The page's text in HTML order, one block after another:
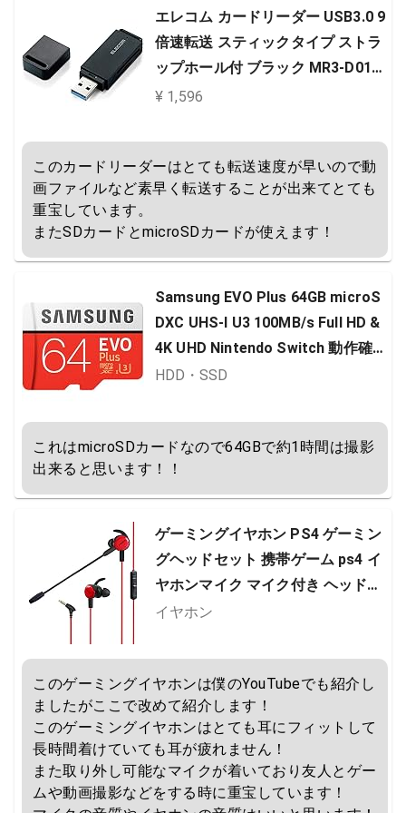
エレコム カードリーダー USB3.0 9
倍速転送 スティックタイプ ストラ
ップホール付 ブラック MR3-D011
BK
¥ 1,596
このカードリーダーはとても転送速度が早いので動
画ファイルなど素早く転送することが出来てとても
重宝しています。
またSDカードとmicroSDカードが使えます！
Samsung EVO Plus 64GB microS
DXC UHS-I U3 100MB/s Full HD &
4K UHD Nintendo Switch 動作確認
済 MB-MC64GA/ECO 国内正規保証
HDD・SSD
これはmicroSDカードなので64GBで約1時間は撮影
出来ると思います！！
ゲーミングイヤホン PS4 ゲーミン
グヘッドセット 携帯ゲーム ps4 イ
ヤホンマイク マイク付き ヘッドホ
ン 軽量 iPhone カナル型 North Cr
イク設計 マイク360度調整可能 3.5
mmコネクタ付き ノイズ消却 Play
Station 4 PC Pubgモバイル 荒野
行…
イヤホン
このゲーミングイヤホンは僕のYouTubeでも紹介し
ましたがここで改めて紹介します！
このゲーミングイヤホンはとても耳にフィットして
長時間着けていても耳が疲れません！
また取り外し可能なマイクが着いており友人とゲー
ムや動画撮影などをする時に重宝しています！